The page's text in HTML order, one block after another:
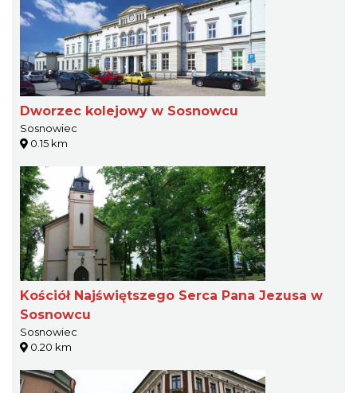
Dworzec kolejowy w Sosnowcu
Sosnowiec
0.15 km
Kościół Najświętszego Serca Pana Jezusa w
Sosnowcu
Sosnowiec
0.20 km